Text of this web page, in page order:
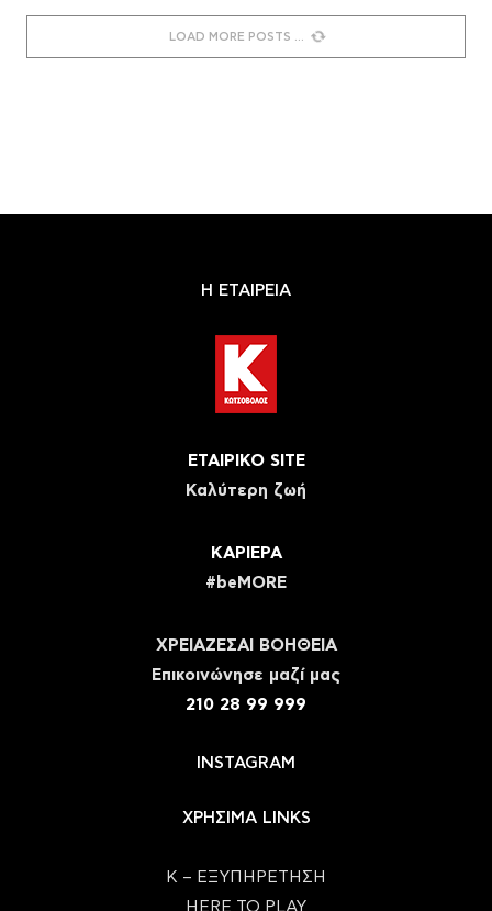
LOAD MORE POSTS
Η ΕΤΑΙΡΕΙΑ
ΕΤΑΙΡΙΚΟ SITE
Καλύτερη ζωή
ΚΑΡΙΕΡΑ
#beMORE
ΧΡΕΙΑΖΕΣΑΙ ΒΟΗΘΕΙΑ
Eπικοινώνησε μαζί μας
210 28 99 999
INSTAGRAM
ΧΡΗΣΙΜΑ LINKS
Κ – ΕΞΥΠΗΡΕΤΗΣΗ
HERE TO PLAY